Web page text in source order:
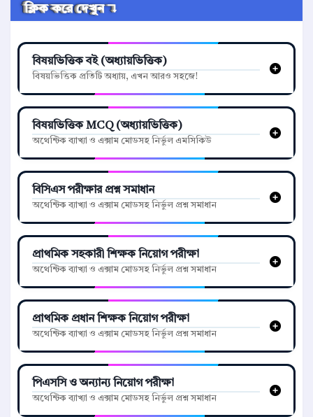
ক্লিক করে দেখুন ↴
বিষয়ভিত্তিক বই (অধ্যায়ভিত্তিক)
বিষয়ভিত্তিক প্রতিটি অধ্যায়, এখন আরও সহজে!
বিষয়ভিত্তিক MCQ (অধ্যায়ভিত্তিক)
অথেন্টিক ব্যাখ্যা ও এক্সাম মোডসহ নির্ভুল এমসিকিউ
বিসিএস পরীক্ষার প্রশ্ন সমাধান
অথেন্টিক ব্যাখ্যা ও এক্সাম মোডসহ নির্ভুল প্রশ্ন সমাধান
প্রাথমিক সহকারী শিক্ষক নিয়োগ পরীক্ষা
অথেন্টিক ব্যাখ্যা ও এক্সাম মোডসহ নির্ভুল প্রশ্ন সমাধান
প্রাথমিক প্রধান শিক্ষক নিয়োগ পরীক্ষা
অথেন্টিক ব্যাখ্যা ও এক্সাম মোডসহ নির্ভুল প্রশ্ন সমাধান
পিএসসি ও অন্যান্য নিয়োগ পরীক্ষা
অথেন্টিক ব্যাখ্যা ও এক্সাম মোডসহ নির্ভুল প্রশ্ন সমাধান